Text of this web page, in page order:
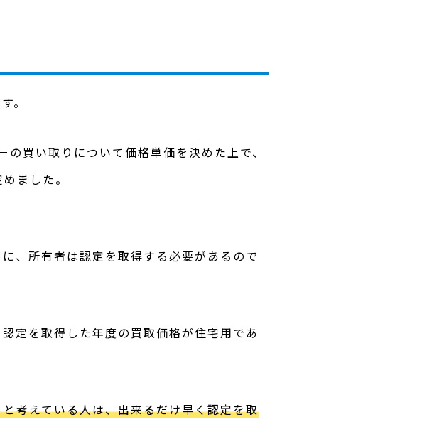
。
買い取りについて価格単価を決めた上で、
ました。
、所有者は認定を取得する必要があるので
定を取得した年度の買取価格が住宅用であ
考えている人は、出来るだけ早く認定を取